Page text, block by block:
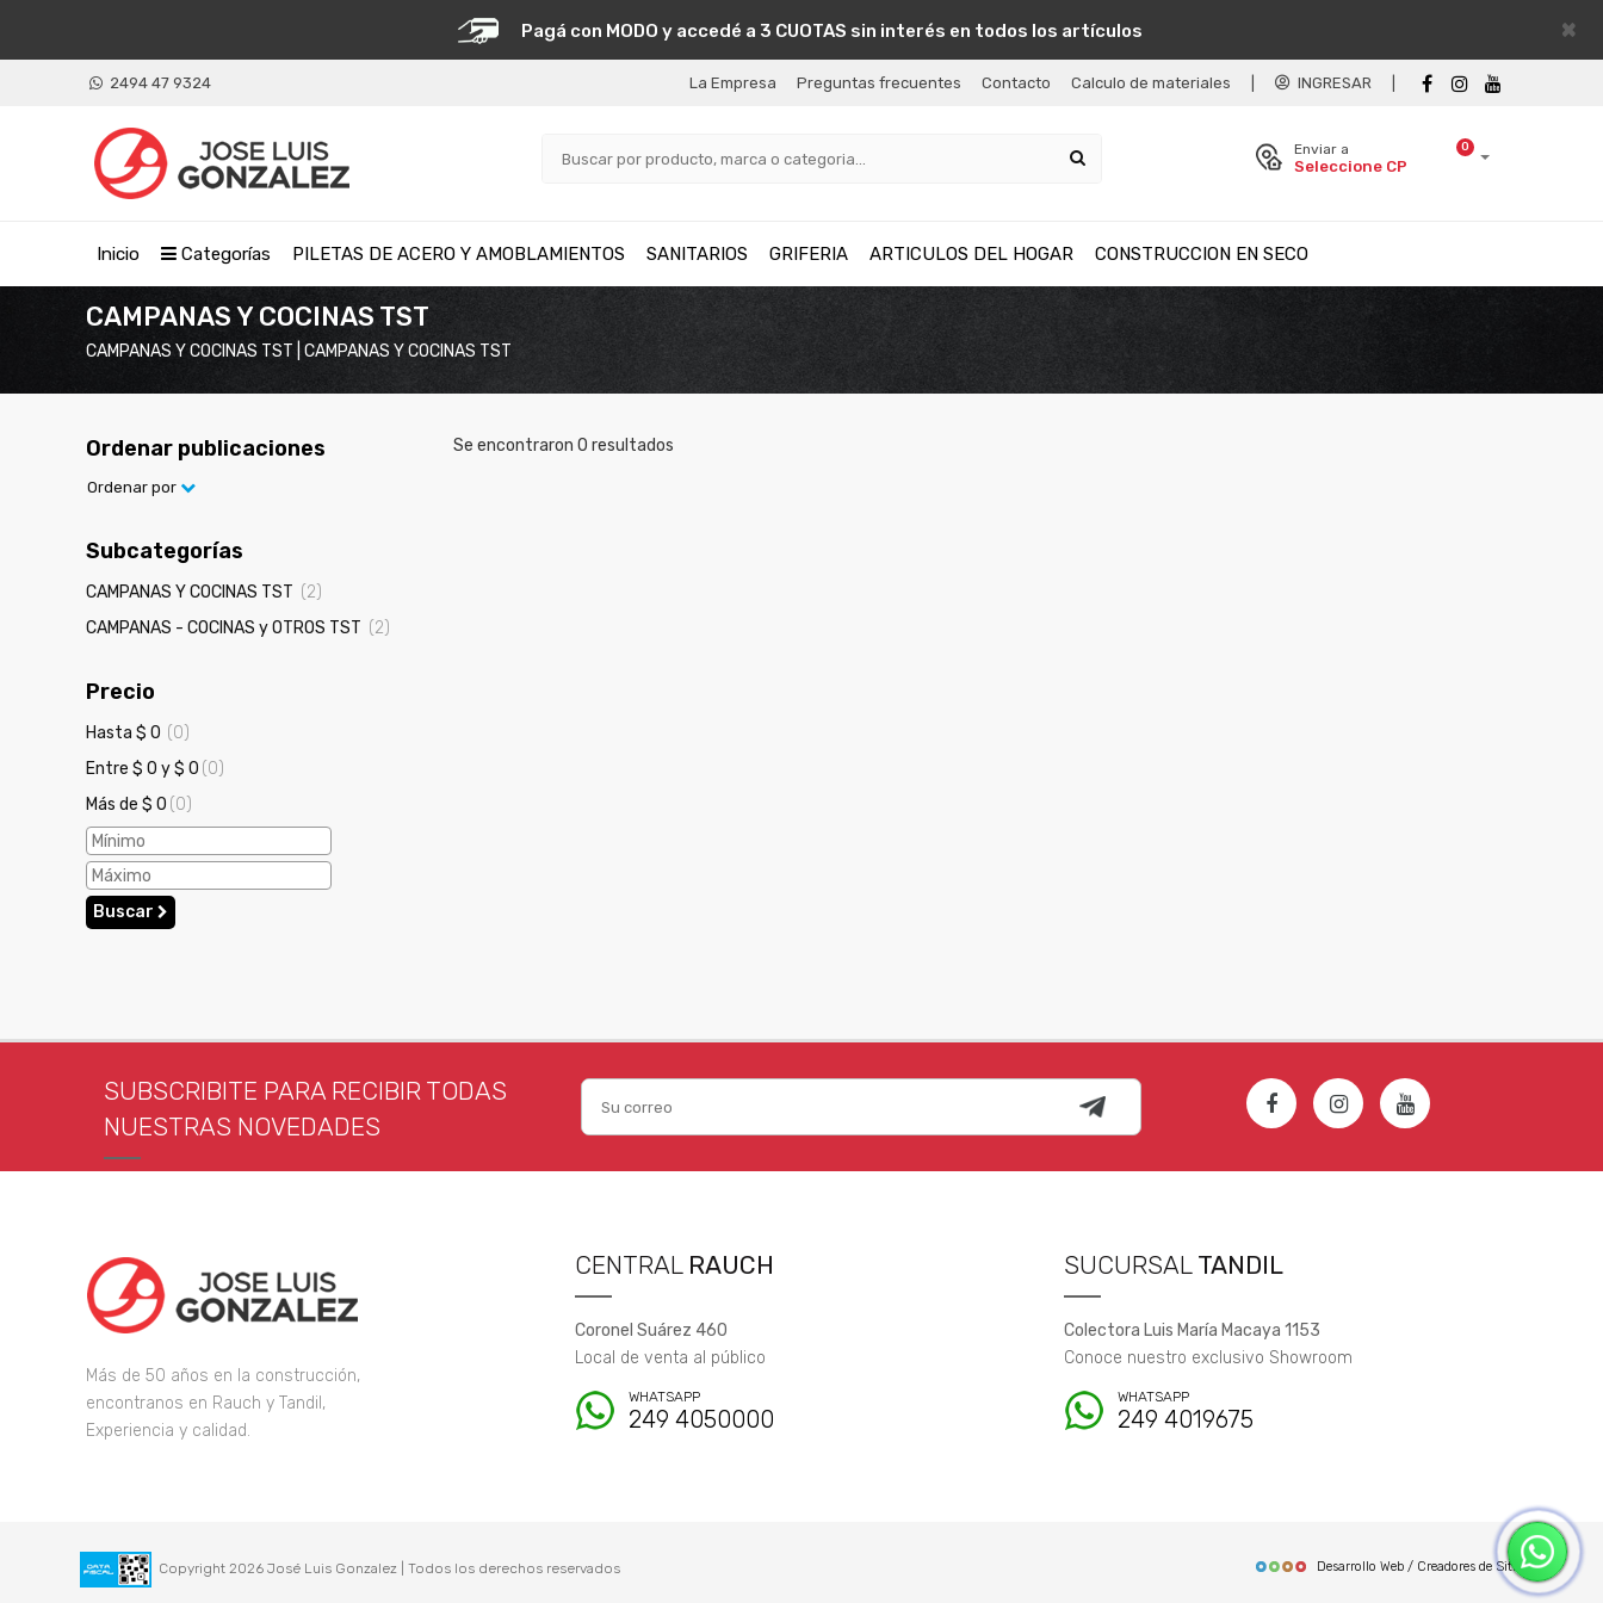
×
Pagá con MODO y accedé a 3 CUOTAS sin interés en todos los artículos
2494 47 9324 La Empresa Preguntas frecuentes Contacto Calculo de materiales INGRESAR
0
Enviar a
Seleccione CP
Inicio Categorías PILETAS DE ACERO Y AMOBLAMIENTOS SANITARIOS GRIFERIA ARTICULOS DEL HOGAR CONSTRUCCION EN SECO
CAMPANAS Y COCINAS TST
CAMPANAS Y COCINAS TST | CAMPANAS Y COCINAS TST
Ordenar publicaciones
Ordenar por
Subcategorías
CAMPANAS Y COCINAS TST (2)
CAMPANAS - COCINAS y OTROS TST (2)
Precio
Hasta $ 0 (0)
Entre $ 0 y $ 0 (0)
Más de $ 0 (0)
Buscar
Se encontraron 0 resultados
SUBSCRIBITE PARA RECIBIR TODAS
NUESTRAS NOVEDADES
Más de 50 años en la construcción,
encontranos en Rauch y Tandil,
Experiencia y calidad.
CENTRAL RAUCH
Coronel Suárez 460
Local de venta al público
WHATSAPP
249 4050000
SUCURSAL TANDIL
Colectora Luis María Macaya 1153
Conoce nuestro exclusivo Showroom
WHATSAPP
249 4019675
Copyright 2026 José Luis Gonzalez | Todos los derechos reservados Desarrollo Web / Creadores de Sitios